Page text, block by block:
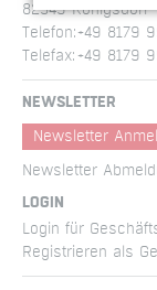
82549 Königsdorf
Telefon:+49 8179
Telefax:+49 8179
NEWSLETTER
Newsletter
Newsletter
LOGIN
Login für
Registrieren als